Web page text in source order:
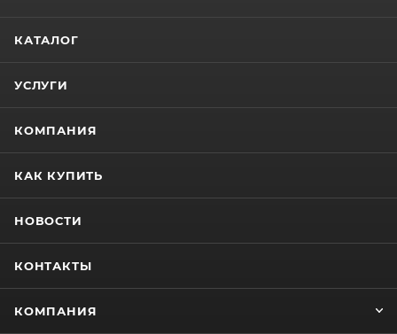
КАТАЛОГ
УСЛУГИ
КОМПАНИЯ
КАК КУПИТЬ
НОВОСТИ
КОНТАКТЫ
КОМПАНИЯ